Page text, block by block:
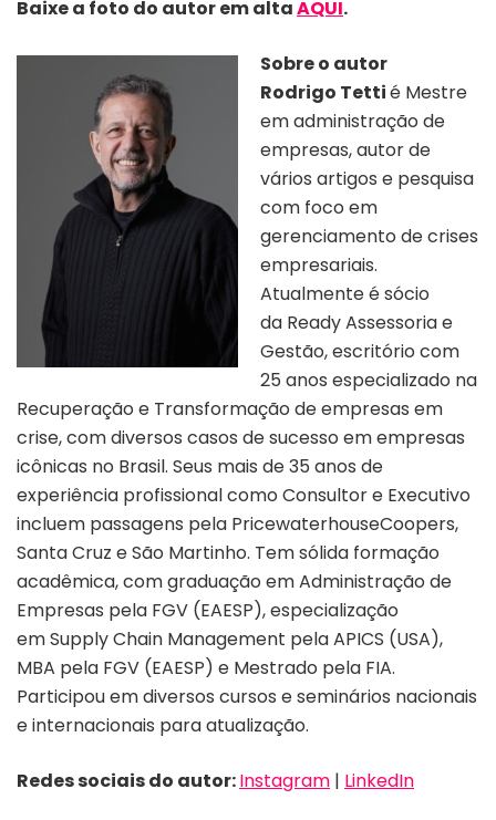
Baixe a foto do autorem altaAQUI.
Sobre o autor
Rodrigo Tettié Mestre
em administração de
empresas, autor de
vários artigos e pesquisa
com foco em
gerenciamento de crises
empresariais.
Atualmente é sócio
da Ready Assessoria e
Gestão, escritório com
25 anos especializado na
Recuperação e Transformação de empresas em
crise, com diversos casos de sucesso em empresas
icônicas no Brasil. Seus mais de 35 anos de
experiência profissional como Consultor e Executivo
incluem passagens pela PricewaterhouseCoopers,
Santa Cruz e São Martinho. Tem sólida formação
acadêmica, com graduação em Administração de
Empresas pela FGV (EAESP), especialização
em Supply Chain Management pela APICS (USA),
MBA pela FGV (EAESP) e Mestrado pela FIA.
Participou em diversos cursos e seminários nacionais
e internacionais para atualização.
Redes sociais do autor:Instagram | LinkedIn